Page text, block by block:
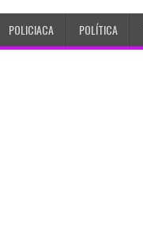
POLICIACA POLÍTICA